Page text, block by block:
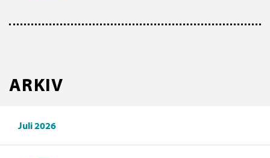
ARKIV
Juli 2026